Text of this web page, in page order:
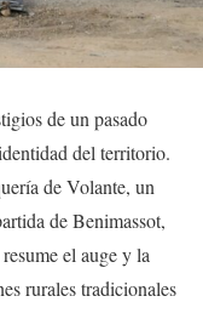
de un pasado
del territorio.
de Volante, un
de Benimassot,
el auge y la
rurales tradicionales